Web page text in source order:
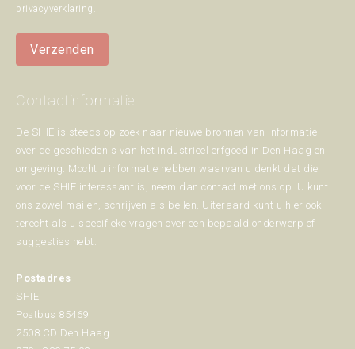
privacyverklaring .
Verzenden
Contactinformatie
De SHIE is steeds op zoek naar nieuwe bronnen van informatie
over de geschiedenis van het industrieel erfgoed in Den Haag en
omgeving. Mocht u informatie hebben waarvan u denkt dat die
voor de SHIE interessant is, neem dan contact met ons op. U kunt
ons zowel mailen, schrijven als bellen. Uiteraard kunt u hier ook
terecht als u specifieke vragen over een bepaald onderwerp of
suggesties hebt.
Postadres
SHIE
Postbus 85469
2508 CD Den Haag